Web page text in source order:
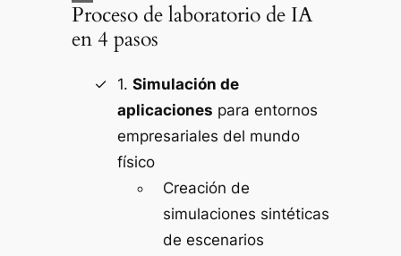
Proceso de laboratorio de IA
en 4 pasos
1. Simulación de
aplicaciones para entornos
empresariales del mundo
físico
Creación de
simulaciones sintéticas
de escenarios